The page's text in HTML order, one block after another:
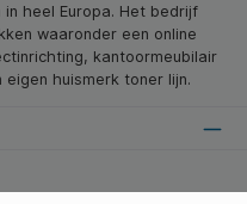
heel Europa. Het bedrijf
waaronder een online
kantoormeubilair
huismerk toner lijn.